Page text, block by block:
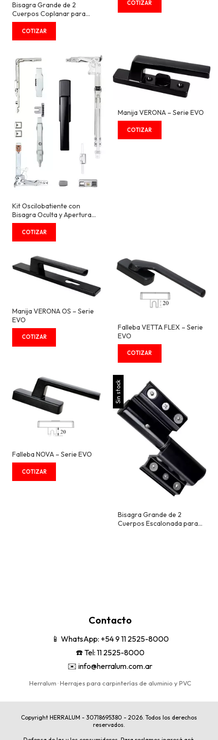
Bisagra Grande de 2
Cuerpos Coplanar para
Cámara Europea 15/20
Kit Oscilobatiente con
Bisagra Oculta y Apertura
de 180° - Serie EVO
Manija VERONA – Serie EVO
Manija VERONA OS – Serie
EVO
Falleba VETTA FLEX – Serie
EVO
Falleba NOVA – Serie EVO
Sin stock
Bisagra Grande de 2
Cuerpos Escalonada para
Contacto
📱 WhatsApp: +54 9 11 2525-8000
☎️ Tel: 11 2525-8000
✉️ info@herralum.com.ar
Herralum · Herrajes para carpinterías de aluminio y PVC
Copyright HERRALUM - 30718695380 - 2026. Todos los derechos
reservados.